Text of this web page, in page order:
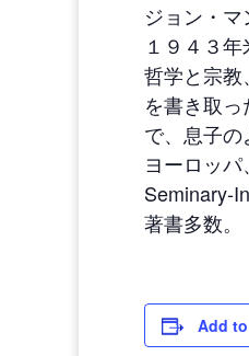
ジョン・マ
１９４３
哲学と宗教
を書き取
で、息子の
ヨーロッ
Seminary-
著書多数。
Add